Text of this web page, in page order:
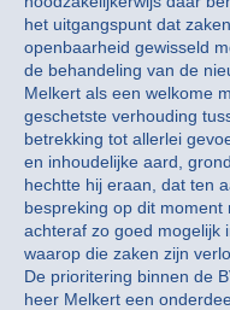
het uitgangspunt dat
openbaarheid gewisseld
de behandeling van de
Melkert als een welkome
geschetste verhouding
betrekking tot allerlei
en inhoudelijke aard,
hechtte hij eraan, dat ten
bespreking op dit
achteraf zo goed mogelijk
waarop die zaken zijn
De prioritering binnen de
heer Melkert een